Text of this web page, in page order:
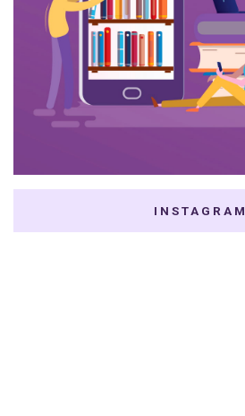
INSTAGRAM